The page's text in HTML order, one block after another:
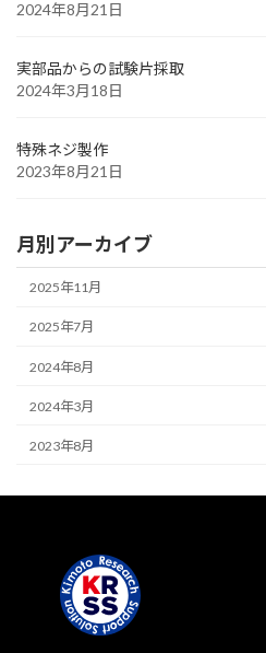
2024年8月21日
実部品からの試験片採取
2024年3月18日
特殊ネジ製作
2023年8月21日
月別アーカイブ
2025年11月
2025年7月
2024年8月
2024年3月
2023年8月